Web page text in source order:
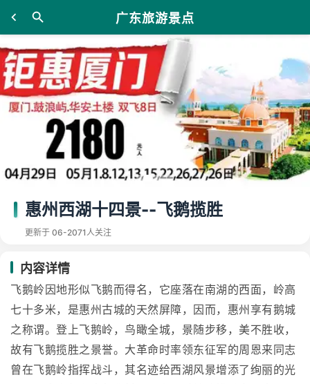
广东旅游景点
惠州西湖十四景--飞鹅揽胜
更新于 06-2071人关注
内容详情
飞鹅岭因地形似飞鹅而得名，它座落在南湖的西面，岭高
七十多米，是惠州古城的天然屏障，因而，惠州享有鹅城
之称谓。登上飞鹅岭，鸟瞰全城，景随步移，美不胜收，
故有飞鹅揽胜之景誉。大革命时率领东征军的周恩来同志
曾在飞鹅岭指挥战斗，其名迹给西湖风景增添了绚丽的光